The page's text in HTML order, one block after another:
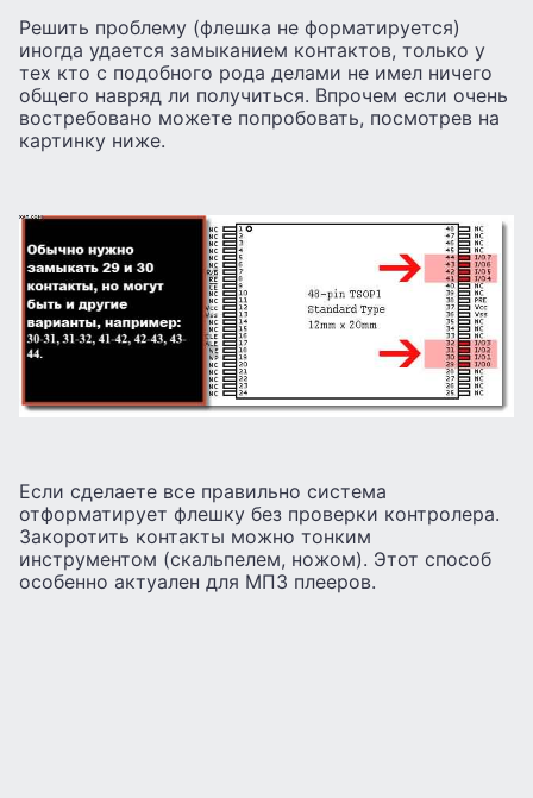
Решить проблему (флешка не форматируется)
иногда удается замыканием контактов, только у
тех кто с подобного рода делами не имел ничего
общего навряд ли получиться. Впрочем если очень
востребовано можете попробовать, посмотрев на
картинку ниже.
Если сделаете все правильно система
отформатирует флешку без проверки контролера.
Закоротить контакты можно тонким
инструментом (скальпелем, ножом). Этот способ
особенно актуален для МП3 плееров.